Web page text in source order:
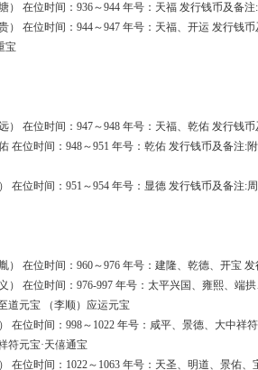
在位时间：936～944 年号：天福 发行钱币及备注
在位时间：944～947 年号：天福、开运 发行钱币
宝
在位时间：947～948 年号：天福、乾佑 发行钱币
位时间：948～951 年号：乾佑 发行钱币及备注:附
位时间：951～954 年号：显德 发行钱币及备注:
在位时间：960～976 年号：建隆、乾德、开宝 发
在位时间：976-997 年号：太平兴国、雍熙、端拱
道元宝 （李顺）应运元宝
位时间：998～1022 年号：咸平、景德、大中祥
符元宝·天僖通宝
位时间：1022～1063 年号：天圣、明道、景佑、